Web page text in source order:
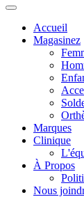
Accueil
Magasinez
Marques
Clinique
À Propos
Nous